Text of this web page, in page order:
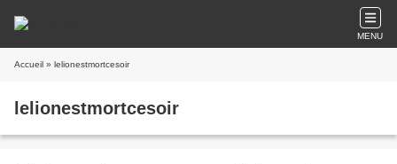
MENU
Accueil » lelionestmortcesoir
lelionestmortcesoir